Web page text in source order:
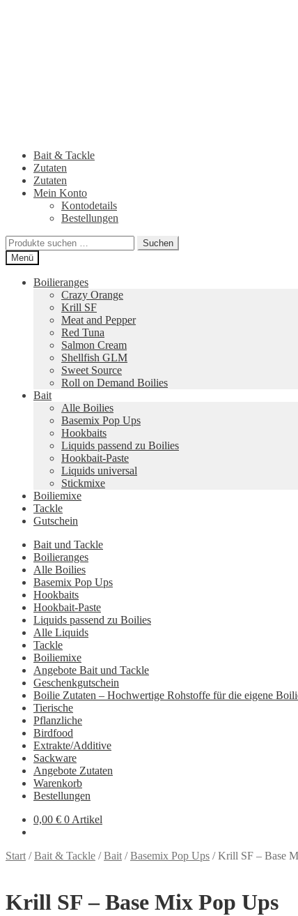
Bait & Tackle
Zutaten
Zutaten
Mein Konto
Kontodetails
Bestellungen
Suchen
nach:
Suchen
Menü
Boilieranges
Crazy Orange
Krill SF
Meat and Pepper
Red Tuna
Salmon Cream
Shellfish GLM
Sweet Source
Roll on Demand Boilies
Bait
Alle Boilies
Basemix Pop Ups
Hookbaits
Liquids passend zu Boilies
Hookbait-Paste
Liquids universal
Stickmixe
Boiliemixe
Tackle
Gutschein
Bait und Tackle
Boilieranges
Alle Boilies
Basemix Pop Ups
Hookbaits
Hookbait-Paste
Liquids passend zu Boilies
Alle Liquids
Tackle
Boiliemixe
Angebote Bait und Tackle
Geschenkgutschein
Boilie Zutaten – Hochwertige Rohstoffe für die eigene
Tierische
Pflanzliche
Birdfood
Extrakte/Additive
Sackware
Angebote Zutaten
Warenkorb
Bestellungen
0,00 € 0 Artikel
Start /Bait & Tackle /Bait /Basemix Pop Ups /Krill SF – Base
Krill SF – Base Mix Pop Ups